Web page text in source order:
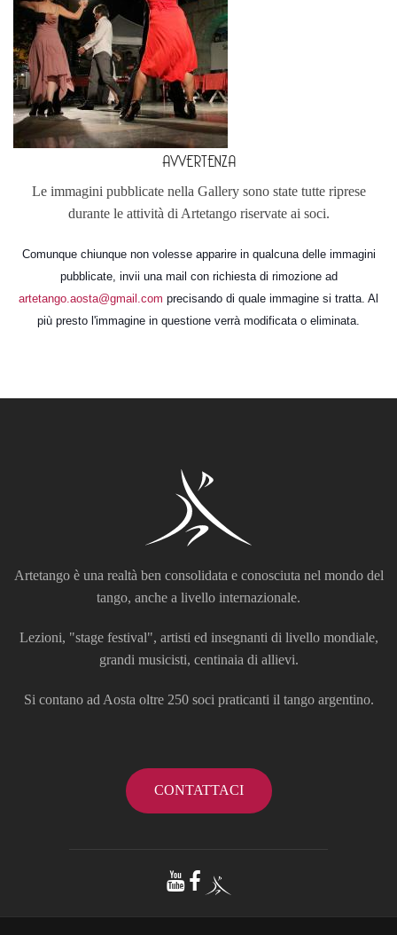
AVVERTENZA
Le immagini pubblicate nella Gallery sono state tutte riprese
durante le attività di Artetango riservate ai soci.
Comunque chiunque non volesse apparire in qualcuna delle immagini
pubblicate, invii una mail con richiesta di rimozione ad
artetango.aosta@gmail.com precisando di quale immagine si tratta. Al
più presto l'immagine in questione verrà modificata o eliminata.
Artetango è una realtà ben consolidata e conosciuta nel mondo del
tango, anche a livello internazionale.
Lezioni, "stage festival", artisti ed insegnanti di livello mondiale,
grandi musicisti, centinaia di allievi.
Si contano ad Aosta oltre 250 soci praticanti il tango argentino.
CONTATTACI